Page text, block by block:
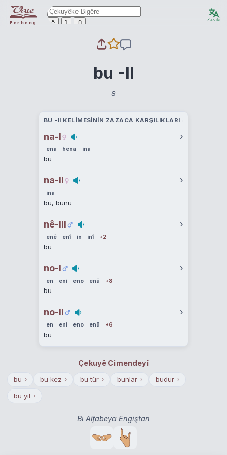
Ferheng ê î û Zazakî
bu -II
s
BU -II KELIMESININ ZAZACA KARŞILIKLARI
na-I ›
ena hena ina
bu
na-II ›
ina
bu, bunu
nê-III ›
enê enî in inî +2
bu
no-I ›
en eni eno enû +8
bu
no-II ›
en eni eno enû +6
bu
Çekuyê Cimendeyî
bu › bu kez › bu tür › bunlar › budur ›
bu yıl ›
Bi Alfabeya Engiştan